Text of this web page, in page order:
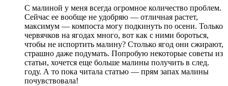
С малиной у меня всегда огромное количество проблем.
Сейчас ее вообще не удобряю — отличная растет,
максимум — компоста могу подкинуть по осени. Только
червячков на ягодах много, вот как с ними бороться,
чтобы не испортить малину? Столько ягод они сжирают,
страшно даже подумать. Попробую некоторые советы из
статьи, хочется еще больше малины получить в след.
году. А то пока читала статью — прям запах малины
почувствовала!